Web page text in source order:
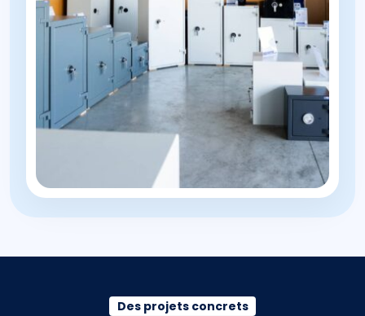
Des projets concrets